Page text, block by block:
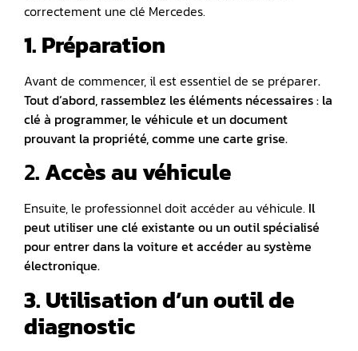
correctement une clé Mercedes.
1. Préparation
Avant de commencer, il est essentiel de se préparer.
Tout d’abord, rassemblez les éléments nécessaires : la
clé à programmer, le véhicule et un document
prouvant la propriété, comme une carte grise.
2. Accès au véhicule
Ensuite, le professionnel doit accéder au véhicule. Il
peut utiliser une clé existante ou un outil spécialisé
pour entrer dans la voiture et accéder ausystème
électronique.
3. Utilisation d’un outil de
diagnostic